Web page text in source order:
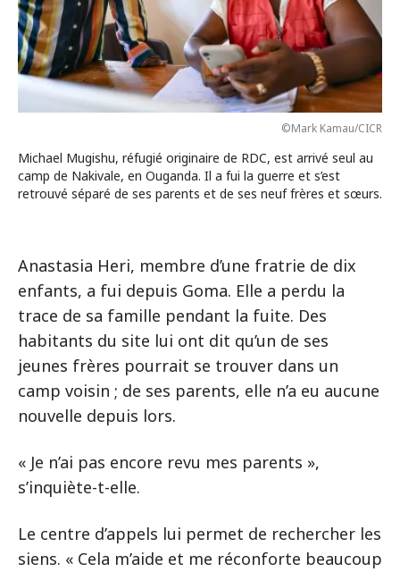
©Mark Kamau/CICR
Michael Mugishu, réfugié originaire de RDC, est arrivé seul au
camp de Nakivale, en Ouganda. Il a fui la guerre et s’est
retrouvé séparé de ses parents et de ses neuf frères et sœurs.
Anastasia Heri, membre d’une fratrie de dix
enfants, a fui depuis Goma. Elle a perdu la
trace de sa famille pendant la fuite. Des
habitants du site lui ont dit qu’un de ses
jeunes frères pourrait se trouver dans un
camp voisin ; de ses parents, elle n’a eu aucune
nouvelle depuis lors.
« Je n’ai pas encore revu mes parents »,
s’inquiète-t-elle.
Le centre d’appels lui permet de rechercher les
siens. « Cela m’aide et me réconforte beaucoup